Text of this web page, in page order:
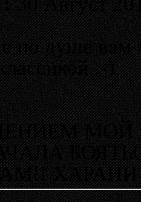
по душе вам
:-)
МОЙ